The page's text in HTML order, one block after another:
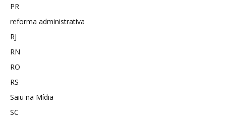
PR
reforma administrativa
RJ
RN
RO
RS
Saiu na Mídia
SC